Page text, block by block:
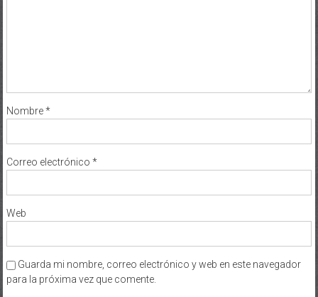
Nombre*
Correo electrónico *
Web
Guarda mi nombre, correo electrónico y web en este navegador
para la próxima vez que comente.